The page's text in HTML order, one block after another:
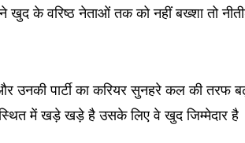
खुद के वरिष्ठ नेताओं तक को नहीं बख्शा तो
उनकी पार्टी का करियर सुनहरे कल की तरफ
में खड़े खड़े है उसके लिए वे खुद जिम्मेदार है